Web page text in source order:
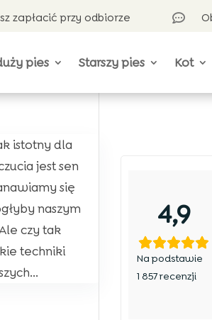
zapłacić przy odbiorze 
pies Starszy pies Kot
istotny dla
jest sen
się
naszym
czy tak
techniki
4,9
Na podstawie
1 857 recenzji